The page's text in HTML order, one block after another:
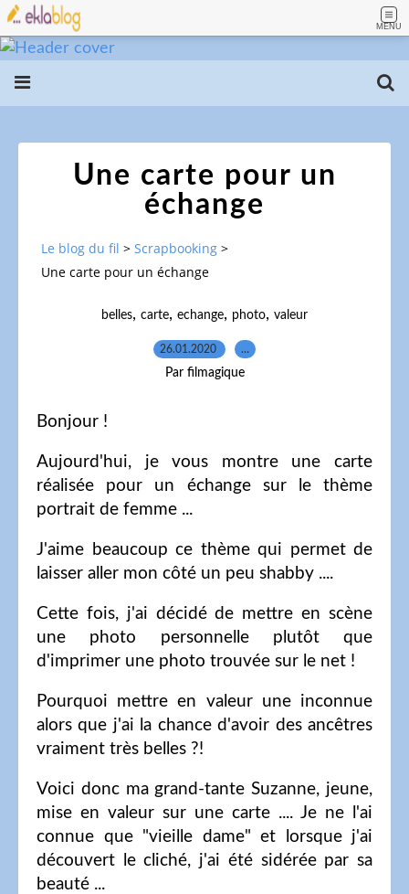
MENU
Une carte pour un
échange
Le blog du fil > Scrapbooking >
Une carte pour un échange
belles, carte, echange, photo, valeur
26.01.2020 …
Par filmagique
Bonjour !
Aujourd'hui, je vous montre une carte
réalisée pour un échange sur le thème
portrait de femme ...
J'aime beaucoup ce thème qui permet de
laisser aller mon côté un peu shabby ....
Cette fois, j'ai décidé de mettre en scène
une photo personnelle plutôt que
d'imprimer une photo trouvée sur le net !
Pourquoi mettre en valeur une inconnue
alors que j'ai la chance d'avoir des ancêtres
vraiment très belles ?!
Voici donc ma grand-tante Suzanne, jeune,
mise en valeur sur une carte .... Je ne l'ai
connue que "vieille dame" et lorsque j'ai
découvert le cliché, j'ai été sidérée par sa
beauté ...